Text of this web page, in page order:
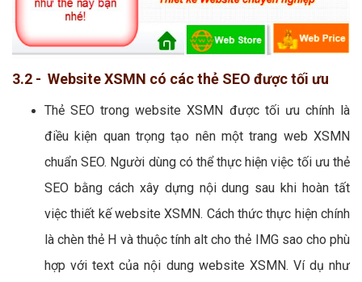
3.2 - Website XSMN có các thẻ SEO được tối ưu
Thẻ SEO trong website XSMN được tối ưu chính là
điều kiện quan trọng tạo nên một trang web XSMN
chuẩn SEO. Người dùng có thể thực hiện việc tối ưu thẻ
SEO bằng cách xây dựng nội dung sau khi hoàn tất
việc thiết kế website XSMN. Cách thức thực hiện chính
là chèn thẻ H và thuộc tính alt cho thẻ IMG sao cho phù
hợp với text của nội dung website XSMN. Ví dụ như